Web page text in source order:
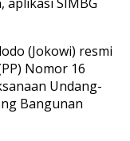
(Jokowi) resmi
Nomor 16
Undang-
Bangunan